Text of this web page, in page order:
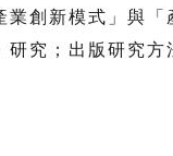
業創新模式」與「
研究；出版研究方